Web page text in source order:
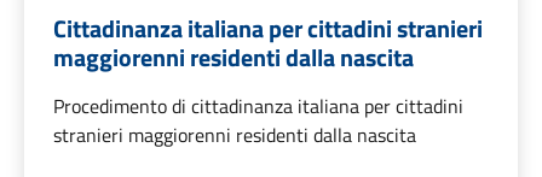
Cittadinanza italiana per cittadini stranieri
maggiorenni residenti dalla nascita
Procedimento di cittadinanza italiana per cittadini
stranieri maggiorenni residenti dalla nascita